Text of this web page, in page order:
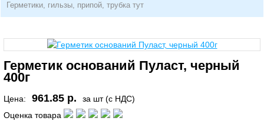
Герметики, гильзы, припой, трубка тут
Герметик оснований Пуласт, черный
400г
Цена: 961.85 р.
за шт (с НДС)
Оценка товара